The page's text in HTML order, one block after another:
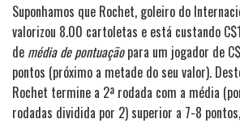
Suponhamos que Rochet, goleiro do
valorizou 8.00 cartoletas e está custando
de média de pontuaçãopara um jogador de
pontos (próximo a metade do seu valor).
Rochet termine a 2ª rodada com a média
rodadas dividida por 2) superior a 7-8